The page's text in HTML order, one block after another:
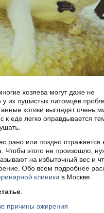
хозяева могут даже не
у их пушистых питомцев
котики выглядят очень
к еде легко оправдывается
рано или поздно отражается
Чтобы этого не произошло,
на избыточный вес и
Обо всем подробнее
клиники в Москве.
:
причины ожирения